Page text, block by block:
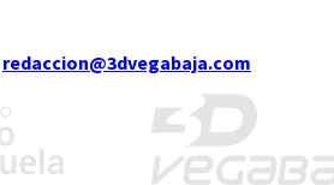
redaccion@3dvegabaja.com